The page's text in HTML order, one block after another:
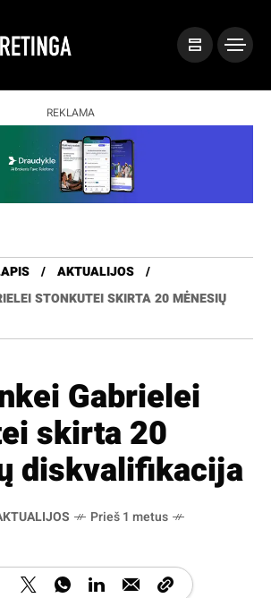
REKLAMA
AKTUALIJOS
STONKUTEI SKIRTA 20 MĖNESIŲ
Gabrielei
skirta 20
diskvalifikacija
Prieš 1 metus